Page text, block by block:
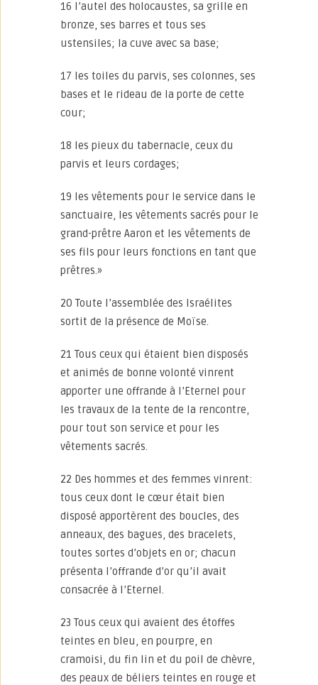
16 l’autel des holocaustes, sa grille en
bronze, ses barres et tous ses
ustensiles; la cuve avec sa base;
17 les toiles du parvis, ses colonnes, ses
bases et le rideau de la porte de cette
cour;
18 les pieux du tabernacle, ceux du
parvis et leurs cordages;
19 les vêtements pour le service dans le
sanctuaire, les vêtements sacrés pour le
grand-prêtre Aaron et les vêtements de
ses fils pour leurs fonctions en tant que
prêtres.»
20 Toute l’assemblée des Israélites
sortit de la présence de Moïse.
21 Tous ceux qui étaient bien disposés
et animés de bonne volonté vinrent
apporter une offrande à l’Eternel pour
les travaux de la tente de la rencontre,
pour tout son service et pour les
vêtements sacrés.
22 Des hommes et des femmes vinrent:
tous ceux dont le cœur était bien
disposé apportèrent des boucles, des
anneaux, des bagues, des bracelets,
toutes sortes d’objets en or; chacun
présenta l’offrande d’or qu’il avait
consacrée à l’Eternel.
23 Tous ceux qui avaient des étoffes
teintes en bleu, en pourpre, en
cramoisi, du fin lin et du poil de chèvre,
des peaux de béliers teintes en rouge et